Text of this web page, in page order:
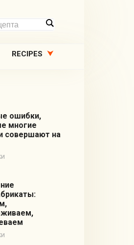
RECIPES
ошибки,
многие
совершают на